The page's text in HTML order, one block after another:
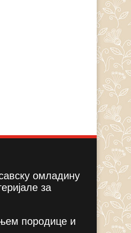
омладину
за
породице и